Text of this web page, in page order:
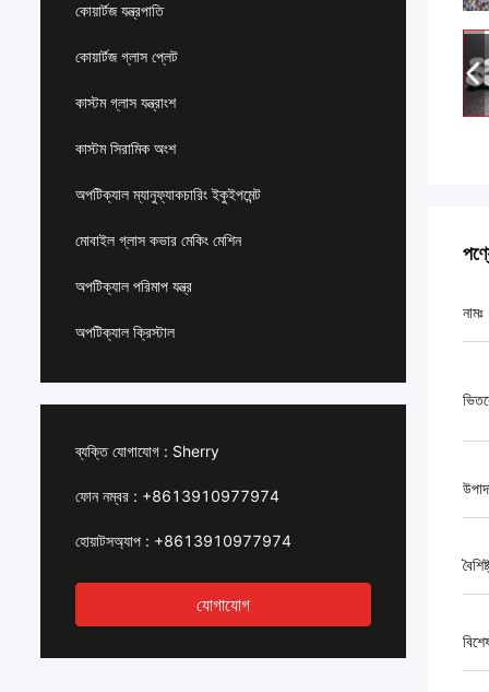
কোয়ার্টজ যন্ত্রপাতি
কোয়ার্টজ গ্লাস প্লেট
কাস্টম গ্লাস যন্ত্রাংশ
কাস্টম সিরামিক অংশ
অপটিক্যাল ম্যানুফ্যাকচারিং ইকুইপমেন্ট
মোবাইল গ্লাস কভার মেকিং মেশিন
অপটিক্যাল পরিমাপ যন্ত্র
অপটিক্যাল ক্রিস্টাল
ব্যক্তি যোগাযোগ : Sherry
ফোন নম্বর : +8613910977974
হোয়াটসঅ্যাপ : +8613910977974
যোগাযোগ
নামঃ